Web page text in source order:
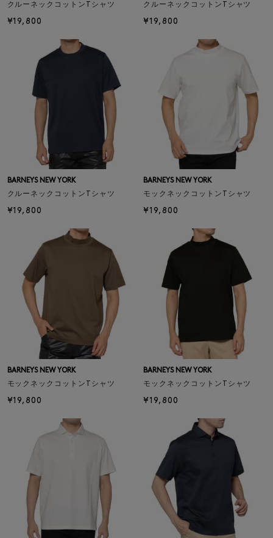
クルーネックコットンTシャツ
¥19,800
クルーネックコットンTシャツ
¥19,800
BARNEYS NEW YORK
クルーネックコットンTシャツ
¥19,800
BARNEYS NEW YORK
モックネックコットンTシャツ
¥19,800
BARNEYS NEW YORK
モックネックコットンTシャツ
¥19,800
BARNEYS NEW YORK
モックネックコットンTシャツ
¥19,800